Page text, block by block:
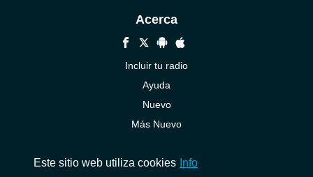
Acerca
Incluir tu radio
Ayuda
Nuevo
Más Nuevo
Este sitio web utiliza cookies Info